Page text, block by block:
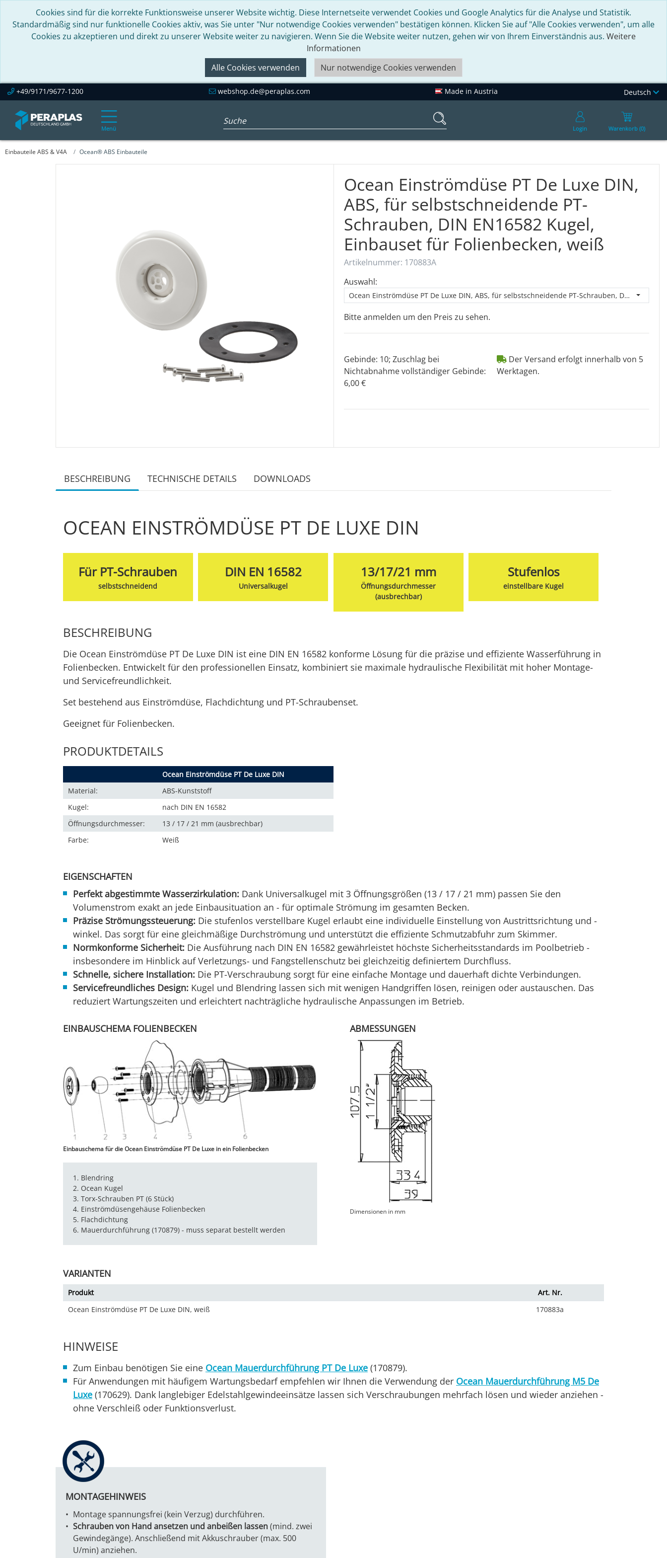
Cookies sind für die korrekte Funktionsweise unserer Website wichtig. Diese Internetseite verwendet Cookies und Google Analytics für die Analyse und Statistik.
Standardmäßig sind nur funktionelle Cookies aktiv, was Sie unter "Nur notwendige Cookies verwenden" bestätigen können. Klicken Sie auf "Alle Cookies verwenden", um alle
Cookies zu akzeptieren und direkt zu unserer Website weiter zu navigieren. Wenn Sie die Website weiter nutzen, gehen wir von Ihrem Einverständnis aus. Weitere
Informationen
Alle Cookies verwenden
Nur notwendige Cookies verwenden
+49/9171/9677-1200 webshop.de@peraplas.com Made in Austria Deutsch
Menü Login Warenkorb (0)
Einbauteile ABS & V4A Ocean® ABS Einbauteile
Ocean Einströmdüse PT De Luxe DIN,
ABS, für selbstschneidende PT-
Schrauben, DIN EN16582 Kugel,
Einbauset für Folienbecken, weiß
Artikelnummer: 170883A
Auswahl:
Ocean Einströmdüse PT De Luxe DIN, ABS, für selbstschneidende PT-Schrauben, DIN
Bitte anmelden um den Preis zu sehen.
Gebinde: 10; Zuschlag bei
Nichtabnahme vollständiger Gebinde:
6,00 €
Der Versand erfolgt innerhalb von 5
Werktagen.
BESCHREIBUNG TECHNISCHE DETAILS DOWNLOADS
OCEAN EINSTRÖMDÜSE PT DE LUXE DIN
Für PT-Schrauben
selbstschneidend
DIN EN 16582
Universalkugel
13/17/21 mm
Öffnungsdurchmesser
(ausbrechbar)
Stufenlos
einstellbare Kugel
BESCHREIBUNG
Die Ocean Einströmdüse PT De Luxe DIN ist eine DIN EN 16582 konforme Lösung für die präzise und effiziente Wasserführung in
Folienbecken. Entwickelt für den professionellen Einsatz, kombiniert sie maximale hydraulische Flexibilität mit hoher Montage-
und Servicefreundlichkeit.
Set bestehend aus Einströmdüse, Flachdichtung und PT-Schraubenset.
Geeignet für Folienbecken.
PRODUKTDETAILS
Ocean Einströmdüse PT De Luxe DIN
Material:
ABS-Kunststoff
Kugel:
nach DIN EN 16582
Öffnungsdurchmesser:
13 / 17 / 21 mm (ausbrechbar)
Farbe:
Weiß
EIGENSCHAFTEN
Perfekt abgestimmte Wasserzirkulation: Dank Universalkugel mit 3 Öffnungsgrößen (13 / 17 / 21 mm) passen Sie den
Volumenstrom exakt an jede Einbausituation an - für optimale Strömung im gesamten Becken.
Präzise Strömungssteuerung: Die stufenlos verstellbare Kugel erlaubt eine individuelle Einstellung von Austrittsrichtung und -
winkel. Das sorgt für eine gleichmäßige Durchströmung und unterstützt die effiziente Schmutzabfuhr zum Skimmer.
Normkonforme Sicherheit: Die Ausführung nach DIN EN 16582 gewährleistet höchste Sicherheitsstandards im Poolbetrieb -
insbesondere im Hinblick auf Verletzungs- und Fangstellenschutz bei gleichzeitig definiertem Durchfluss.
Schnelle, sichere Installation: Die PT-Verschraubung sorgt für eine einfache Montage und dauerhaft dichte Verbindungen.
Servicefreundliches Design: Kugel und Blendring lassen sich mit wenigen Handgriffen lösen, reinigen oder austauschen. Das
reduziert Wartungszeiten und erleichtert nachträgliche hydraulische Anpassungen im Betrieb.
EINBAUSCHEMA FOLIENBECKEN
Einbauschema für die Ocean Einströmdüse PT De Luxe in ein Folienbecken
1. Blendring
2. Ocean Kugel
3. Torx-Schrauben PT (6 Stück)
4. Einströmdüsengehäuse Folienbecken
5. Flachdichtung
6. Mauerdurchführung (170879) - muss separat bestellt werden
ABMESSUNGEN
Dimensionen in mm
VARIANTEN
Produkt
Art. Nr.
Ocean Einströmdüse PT De Luxe DIN, weiß
170883a
HINWEISE
Zum Einbau benötigen Sie eine Ocean Mauerdurchführung PT De Luxe (170879).
Für Anwendungen mit häufigem Wartungsbedarf empfehlen wir Ihnen die Verwendung der Ocean Mauerdurchführung M5 De
Luxe (170629). Dank langlebiger Edelstahlgewindeeinsätze lassen sich Verschraubungen mehrfach lösen und wieder anziehen -
ohne Verschleiß oder Funktionsverlust.
MONTAGEHINWEIS
Montage spannungsfrei (kein Verzug) durchführen.
Schrauben von Hand ansetzen und anbeißen lassen(mind. zwei
Gewindegänge). Anschließend mit Akkuschrauber (max. 500
U/min) anziehen.